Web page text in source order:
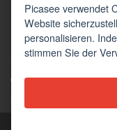
KONTAKTE
Kontakte
Kontaktformular
Großhandel
Picasee verwendet
Website
personalisieren.
stimmen Sie der